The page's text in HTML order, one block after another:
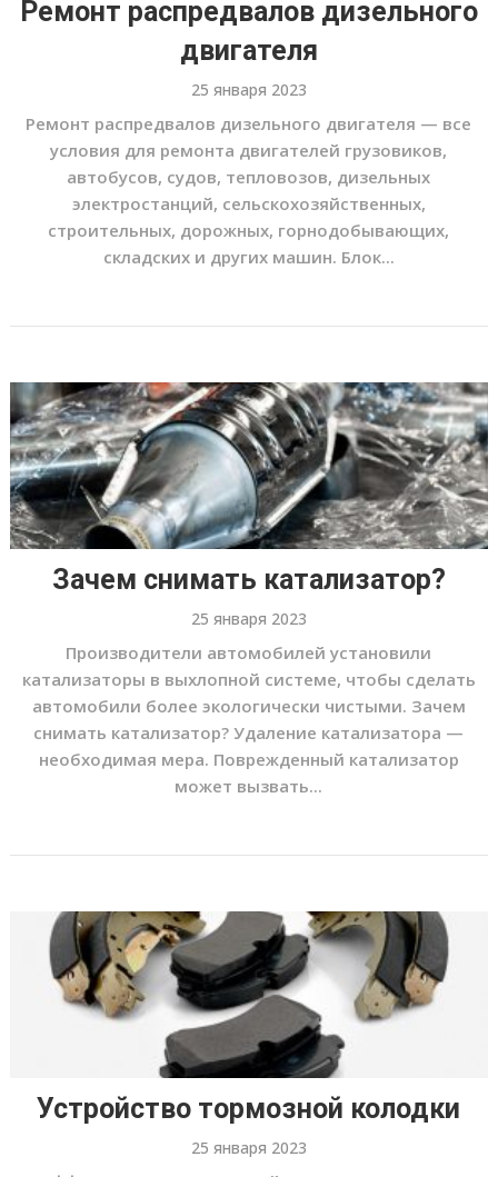
Ремонт распредвалов дизельного
двигателя
25 января 2023
Ремонт распредвалов дизельного двигателя — все
условия для ремонта двигателей грузовиков,
автобусов, судов, тепловозов, дизельных
электростанций, сельскохозяйственных,
строительных, дорожных, горнодобывающих,
складских и других машин. Блок...
Зачем снимать катализатор?
25 января 2023
Производители автомобилей установили
катализаторы в выхлопной системе, чтобы сделать
автомобили более экологически чистыми. Зачем
снимать катализатор? Удаление катализатора —
необходимая мера. Поврежденный катализатор
может вызвать...
Устройство тормозной колодки
25 января 2023